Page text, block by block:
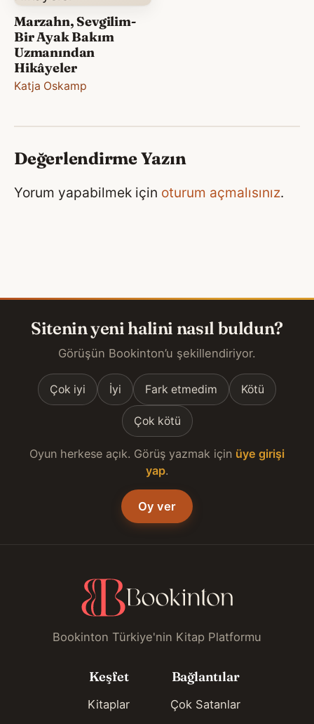
Marzahn, Sevgilim-
Bir Ayak Bakım
Uzmanından
Hikâyeler
Katja Oskamp
Değerlendirme Yazın
Yorum yapabilmek için oturum açmalısınız.
Sitenin yeni halini nasıl buldun?
Görüşün Bookinton’u şekillendiriyor.
Çok iyi İyi Fark etmedim Kötü
Çok kötü
Oyun herkese açık. Görüş yazmak için üye girişi
yap.
Oy ver
Bookinton Türkiye'nin Kitap Platformu
Keşfet
Kitaplar
Bağlantılar
Çok Satanlar